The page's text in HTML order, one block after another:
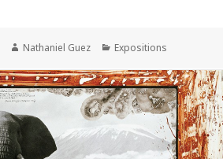
Auteur
Nathaniel Guez Catégories
Expositions